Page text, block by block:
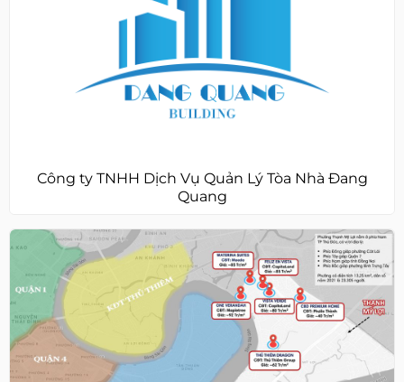
Công ty TNHH Dịch Vụ Quản Lý Tòa Nhà Đang
Quang